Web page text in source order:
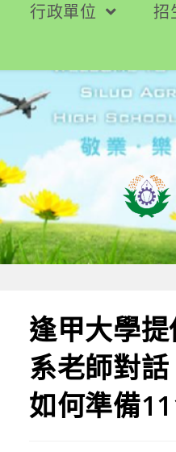
行政單位 招
逢甲大學
系老師對
如何準備